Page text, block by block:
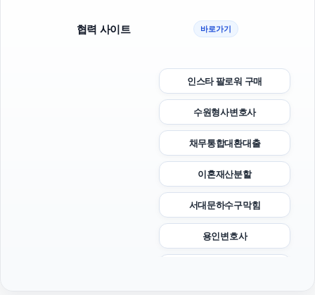
협력 사이트 바로가기
인스타 팔로워 구매
수원형사변호사
채무통합대환대출
이혼재산분할
서대문하수구막힘
용인변호사